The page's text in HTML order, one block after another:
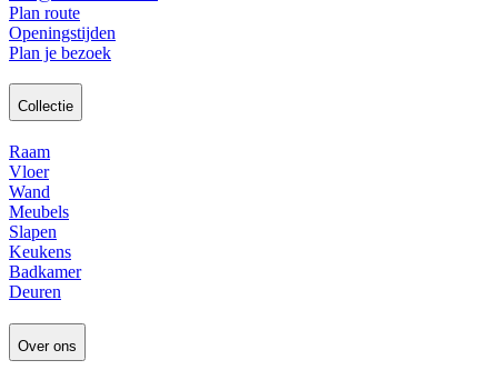
Plan route
Openingstijden
Plan je bezoek
Collectie
Raam
Vloer
Wand
Meubels
Slapen
Keukens
Badkamer
Deuren
Over ons